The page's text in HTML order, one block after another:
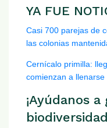
YA FUE
Casi 700 parejas de
las colonias
Cernícalo primilla:
comienzan a llenarse
¡Ayúdanos